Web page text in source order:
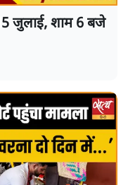
जुलाई, शाम 6 बजे